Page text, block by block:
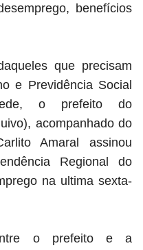
benefícios
que precisam
e Previdência Social
o prefeito do
acompanhado do
Amaral assinou
Regional do
na ultima sexta-
o prefeito e a